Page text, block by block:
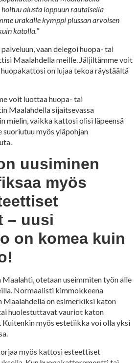
hoituu alusta loppuun rautaisella
urakalle kymppi plussan arvoisen
katolla.”
vaan delegoi huopa- tai
Maalahdella meille. Jäljiltämme voit
on lujaa tekoa räystäältä
voit luottaa huopa- tai
Maalahdella sijaitsevassa
mielin, vaikka kattosi olisi läpeensä
myös yläpohjan
uusiminen
myös
– uusi
on komea kuin
otetaan useimmiten työn alle
Normaalisti kimmokkeena
Maalahdella on esimerkiksi katon
huolestuttavat vauriot katon
Kuitenkin myös estetiikka voi olla yksi
myös kattosi esteettiset